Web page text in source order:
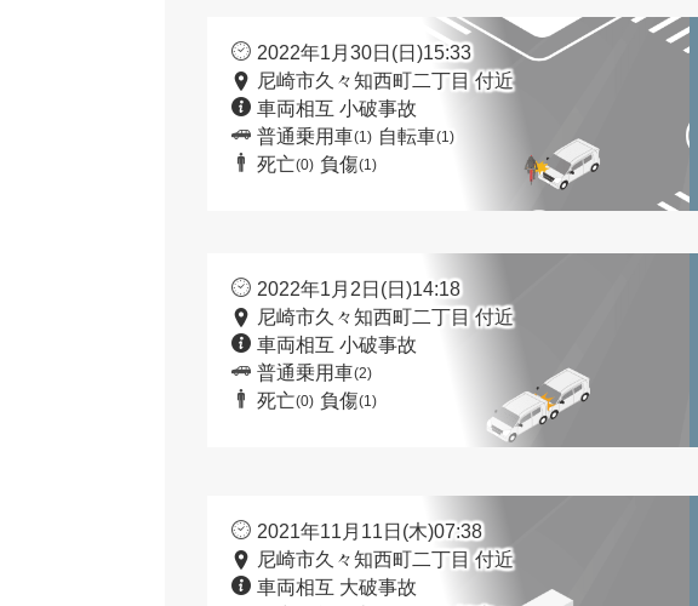
2022年1月30日(日)15:33
尼崎市久々知西町二丁目 付近
車両相互 小破事故
普通乗用車(1) 自転車(1)
死亡(0) 負傷(1)
2022年1月2日(日)14:18
尼崎市久々知西町二丁目 付近
車両相互 小破事故
普通乗用車(2)
死亡(0) 負傷(1)
2021年11月11日(木)07:38
尼崎市久々知西町二丁目 付近
車両相互 大破事故